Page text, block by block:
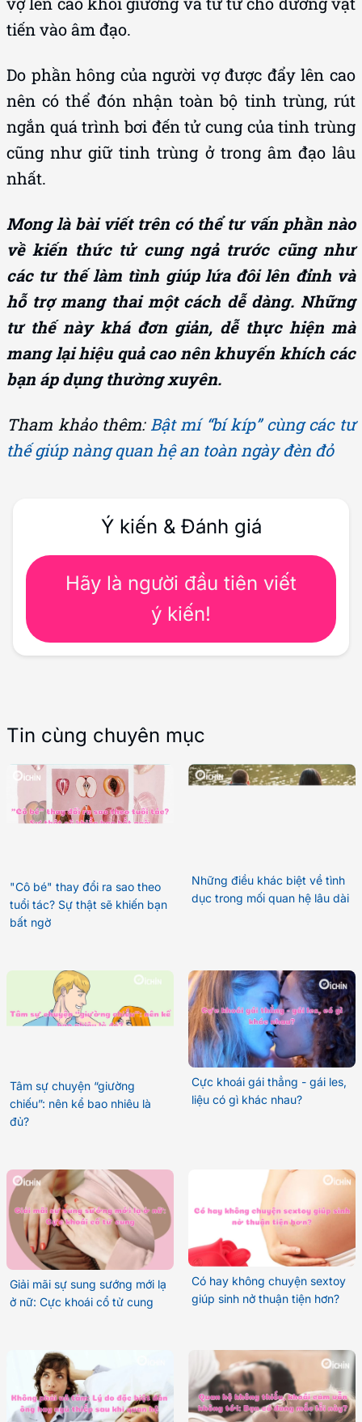
tiến vào âm đạo.
Do phần hông của người vợ được đẩy lên cao
nên có thể đón nhận toàn bộ tinh trùng, rút
ngắn quá trình bơi đến tử cung của tinh trùng
cũng như giữ tinh trùng ở trong âm đạo lâu
nhất.
Mong là bài viết trên có thể tư vấn phần nào
về kiến thức tử cung ngả trước cũng như
các tư thế làm tình giúp lứa đôi lên đỉnh và
hỗ trợ mang thai một cách dễ dàng. Những
tư thế này khá đơn giản, dễ thực hiện mà
mang lại hiệu quả cao nên khuyến khích các
bạn áp dụng thường xuyên.
Tham khảo thêm: Bật mí “bí kíp” cùng các tư
thế giúp nàng quan hệ an toàn ngày đèn đỏ
Ý kiến & Đánh giá
Hãy là người đầu tiên viết
ý kiến!
Tin cùng chuyên mục
"Cô bé" thay đổi ra sao theo
tuổi tác? Sự thật sẽ khiến bạn
bất ngờ
Những điều khác biệt về tình
dục trong mối quan hệ lâu dài
Tâm sự chuyện “giường
chiếu”: nên kể bao nhiêu là
đủ?
Cực khoái gái thẳng - gái les,
liệu có gì khác nhau?
Giải mãi sự sung sướng mới lạ
ở nữ: Cực khoái cổ tử cung
Có hay không chuyện sextoy
giúp sinh nở thuận tiện hơn?